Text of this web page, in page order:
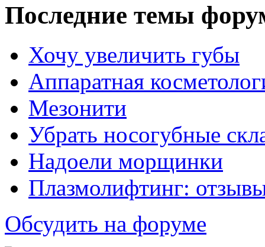
Последние темы
Хочу увеличить губы
Аппаратная
Мезонити
Убрать носогубные
Надоели морщинки
Плазмолифтинг:
Обсудить на форуме